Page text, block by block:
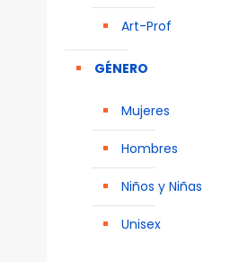
Art-Prof
GÉNERO
Mujeres
Hombres
Niños y Niñas
Unisex